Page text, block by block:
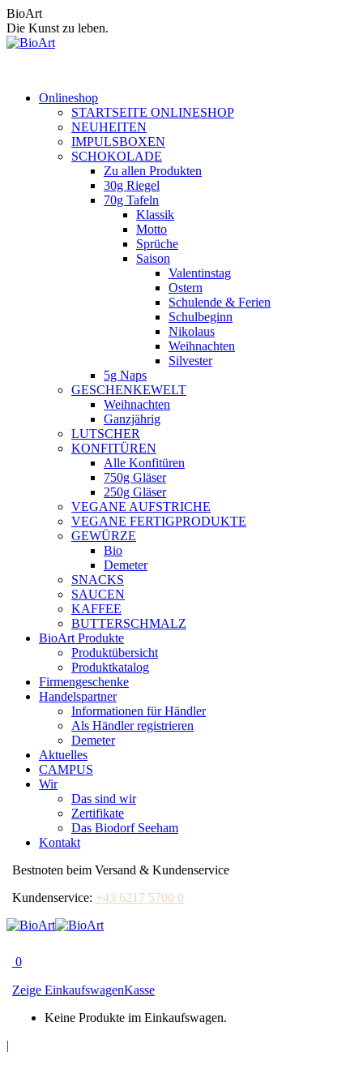
Zum
Inhalt
springen
BioArt
Die Kunst zu leben.
Onlineshop
STARTSEITE ONLINESHOP
NEUHEITEN
IMPULSBOXEN
SCHOKOLADE
Zu allen Produkten
30g Riegel
70g Tafeln
Klassik
Motto
Sprüche
Saison
Valentinstag
Ostern
Schulende & Ferien
Schulbeginn
Nikolaus
Weihnachten
Silvester
5g Naps
GESCHENKEWELT
Weihnachten
Ganzjährig
LUTSCHER
KONFITÜREN
Alle Konfitüren
750g Gläser
250g Gläser
VEGANE AUFSTRICHE
VEGANE FERTIGPRODUKTE
GEWÜRZE
Bio
Demeter
SNACKS
SAUCEN
KAFFEE
BUTTERSCHMALZ
BioArt Produkte
Produktübersicht
Produktkatalog
Firmengeschenke
Handelspartner
Informationen für Händler
Als Händler registrieren
Demeter
Aktuelles
CAMPUS
Wir
Das sind wir
Zertifikate
Das Biodorf Seeham
Kontakt
Bestnoten beim Versand & Kundenservice
Kundenservice: +43 6217 5700 0
0
Zeige EinkaufswagenKasse
Keine Produkte im Einkaufswagen.
|